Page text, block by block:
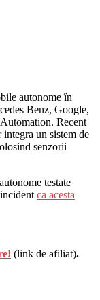
autonome în
Benz, Google,
Recent
un sistem de
senzorii
testate
ca acesta
(link de afiliat).